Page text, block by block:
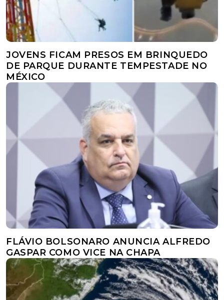
JOVENS FICAM PRESOS EM BRINQUEDO
DE PARQUE DURANTE TEMPESTADE NO
MÉXICO
FLÁVIO BOLSONARO ANUNCIA ALFREDO
GASPAR COMO VICE NA CHAPA